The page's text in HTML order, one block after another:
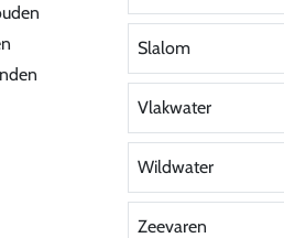
Slalom
Vlakwater
Wildwater
Zeevaren